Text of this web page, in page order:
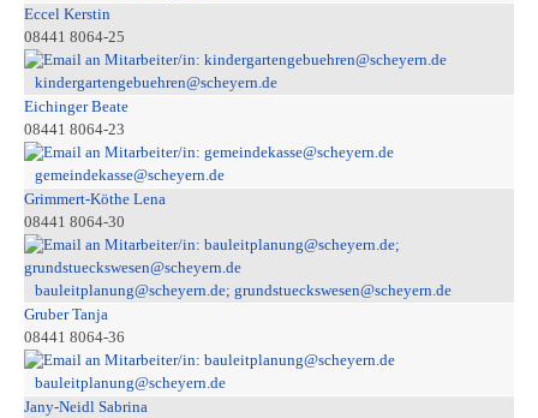
Eccel Kerstin
08441 8064-25
kindergartengebuehren@scheyern.de
Eichinger Beate
08441 8064-23
gemeindekasse@scheyern.de
Grimmert-Köthe Lena
08441 8064-30
bauleitplanung@scheyern.de; grundstueckswesen@scheyern.de
Gruber Tanja
08441 8064-36
bauleitplanung@scheyern.de
Jany-Neidl Sabrina